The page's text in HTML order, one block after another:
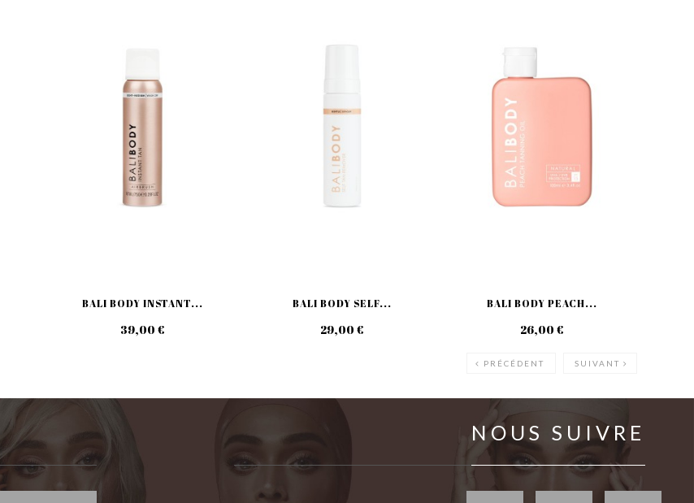
BALI BODY INSTANT...
39,00 €
BALI BODY SELF...
29,00 €
BALI BODY PEACH...
26,00 €
PRÉCÉDENT SUIVANT
NOUS SUIVRE